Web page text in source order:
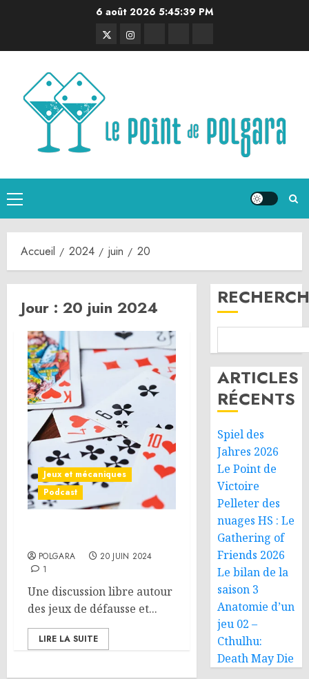
6 août 2026 5:45:39 PM
TwitterInstagram
Menu
principal
Accueil 2024 juin 20
Jour : 20 juin 2024
Jeux et mécaniques
Podcast
POLGARA
20 JUIN 2024
1
Une discussion libre autour
des jeux de défausse et...
LIRE LA SUITE
ARTICLES
RÉCENTS
Spiel des
Jahres 2026
Le Point de
Victoire
Pelleter des
nuages HS : Le
Gathering of
Friends 2026
Le bilan de la
saison 3
Anatomie d’un
jeu 02 –
Cthulhu:
Death May Die